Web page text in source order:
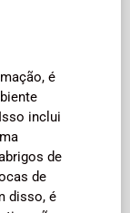
é
inclui
de
de
disso, é